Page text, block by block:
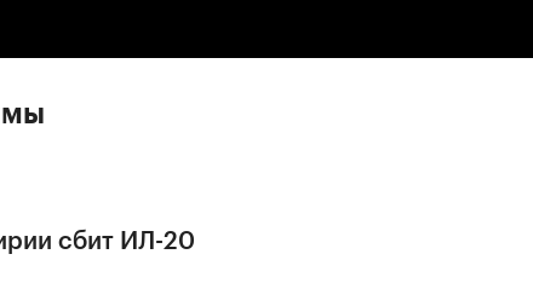
сбит ИЛ-20